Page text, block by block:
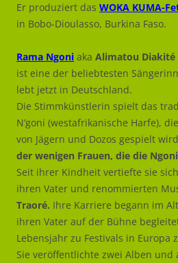
Er produziert das WOKA KUMA-
in Bobo-Dioulasso, Burkina Faso.
Rama Ngoni aka Alimatou Diakité
ist eine der beliebtesten
lebt jetzt in Deutschland.
Die Stimmkünstlerin spielt das
N’goni (westafrikanische Harfe),
von Jägern und Dozos gespielt
der wenigen Frauen, die die
Seit ihrer Kindheit vertiefte sie
ihren Vater und renommierten
Traoré. Ihre Karriere begann im
ihren Vater auf der Bühne
Lebensjahr zu Festivals in Europa
Sie veröffentlichte zwei Alben